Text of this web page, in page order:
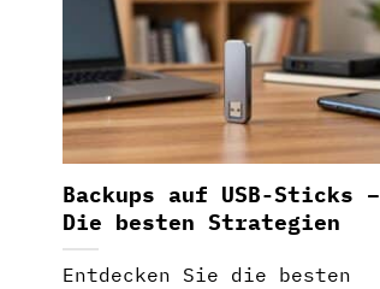
Backups auf USB-Sticks –
Die besten Strategien
Entdecken Sie die besten